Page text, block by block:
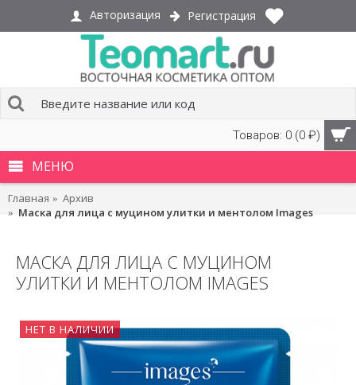
Авторизация Регистрация
Товаров: 0 (0 ₽)
МЕНЮ
Главная
Архив
Маска для лица с муцином улитки и ментолом Images
МАСКА ДЛЯ ЛИЦА С МУЦИНОМ
УЛИТКИ И МЕНТОЛОМ IMAGES
НЕТ В НАЛИЧИИ